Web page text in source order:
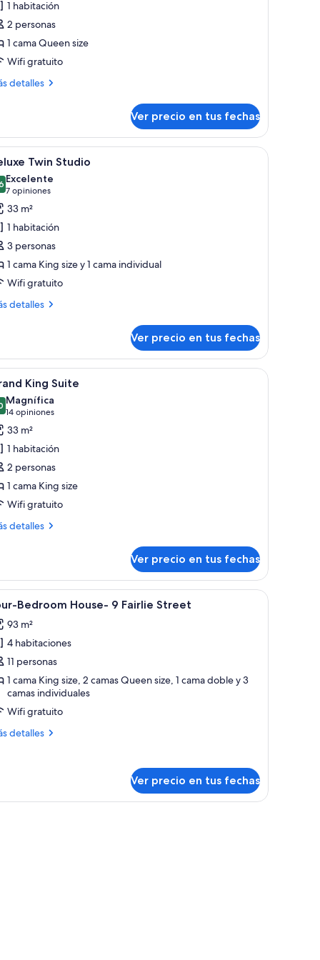
1 habitación
2 personas
1 cama Queen size
Wifi gratuito
detalles
Ver precio en tus fechas
con cortinas translúcidas.
camas individuales, una mesita y una ventana con vistas a zonas verdes.
Una habitación de hotel con dos camas, un
5 Twin Studio
de 10
Excelente
7 opiniones
(7
opiniones)
33 m²
1 habitación
3 personas
1 cama King size y 1 cama individual
Wifi gratuito
detalles
Ver precio en tus fechas
televisión, escritorio y zona de estar con cortinas.Una habitación de hotel moderna con una
8 King Suite
de 10
Magnífica
14 opiniones
(14
opiniones)
33 m²
1 habitación
2 personas
1 cama King size
Wifi gratuito
detalles
Ver precio en tus fechas
un escritorio, una silla, un televisor y vistas al exterior.
Habitación de hotel con dos camas
10 Bedroom House- 9 Fairlie Street
93 m²
4 habitaciones
11 personas
1 cama King size, 2 camas Queen size, 1 cama doble y 3
camas individuales
Wifi gratuito
detalles
Ver precio en tus fechas